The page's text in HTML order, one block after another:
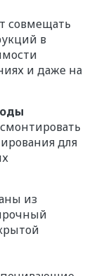
совмещать
в
и даже на
для
из